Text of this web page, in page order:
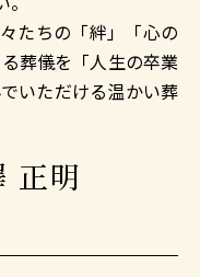
たちの「絆」「心の
葬儀を「人生の卒業
いただける温かい葬
正明